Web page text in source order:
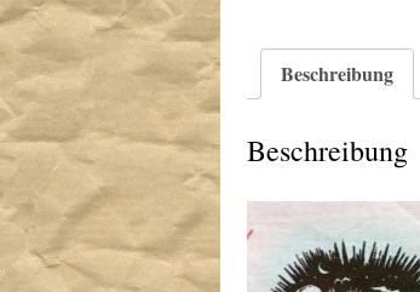
Beschreibung
Beschreibung